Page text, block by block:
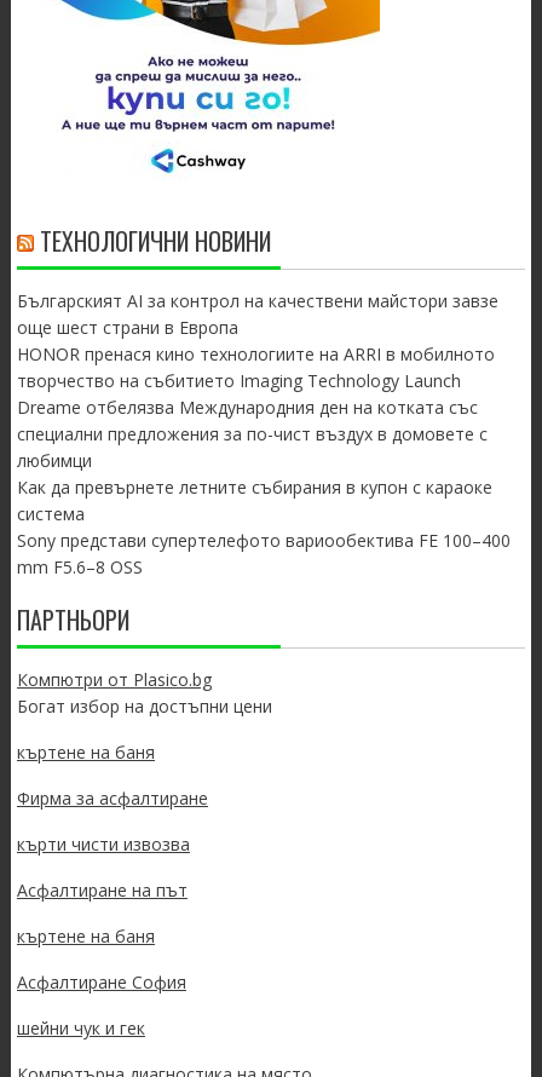
ТЕХНОЛОГИЧНИ НОВИНИ
Българският AI за контрол на качествени майстори завзе
още шест страни в Европа
HONOR пренася кино технологиите на ARRI в мобилното
творчество на събитието Imaging Technology Launch
Dreame отбелязва Международния ден на котката със
специални предложения за по-чист въздух в домовете с
любимци
Как да превърнете летните събирания в купон с караоке
система
Sony представи супертелефото вариообектива FE 100–400
mm F5.6–8 OSS
ПАРТНЬОРИ
Компютри от Plasico.bg
Богат избор на достъпни цени
къртене на баня
Фирма за асфалтиране
кърти чисти извозва
Асфалтиране на път
къртене на баня
Асфалтиране София
шейни чук и гек